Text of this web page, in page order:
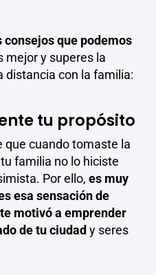
consejos que podemos
y superes la
distancia con la familia:
tu propósito
que cuando tomaste la
familia no lo hiciste
Por ello, es muy
esa sensación de
motivó a emprender
de tu ciudad y seres